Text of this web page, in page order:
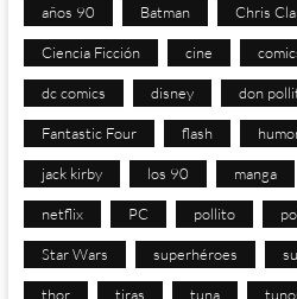
años 90 Batman Chris
Ciencia Ficción cine
dc comics disney don
Fantastic Four flash
jack kirby los 90 manga
netflix PC pollito
Star Wars superhéroes
thor tiras tuna